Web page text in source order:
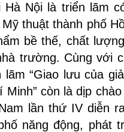
Nội là triển lãm
thuật thành phố
bề thế, chất
trường. Cùng với
“Giao lưu của
còn là dịp
lần thứ IV diễn
năng động, phát